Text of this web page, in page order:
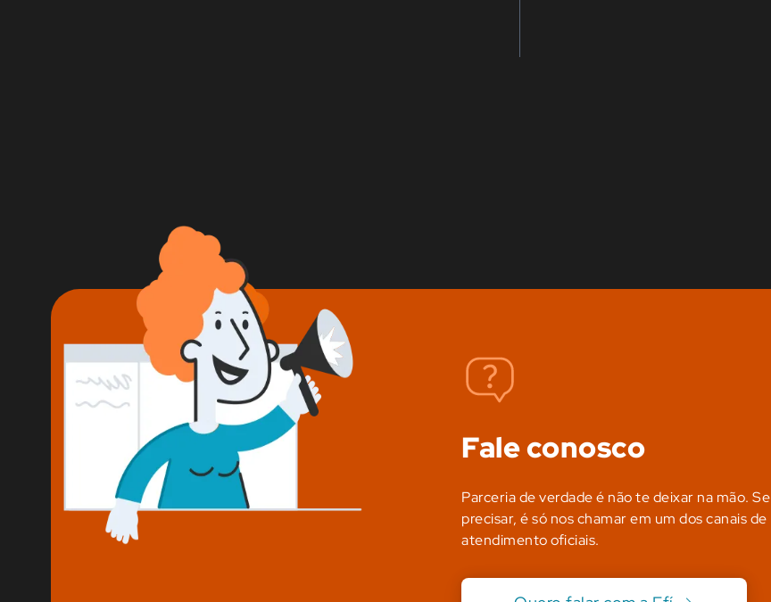
Fale conosco
Parceria de verdade é não te deixar na mão. Se
precisar, é só nos chamar em um dos canais de
atendimento oficiais.